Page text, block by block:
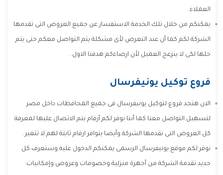
العملاء .
يمكنكم من خلال تلك الخدمة الاستفسار عن جميع العروض التى تقدمها
الشركة لكم كما أن عند التعرض لأى مشكلة يتم التواصل معكم حتى يتم
حلها لكى لا ينزعج العميل لأن ارضاءكم هدفنا الاول .
فروع توكيل يونيفرسال
الان هتجد فروع لتوكيل يونيفرسال فى جميع المحافظات داخل مصر
لتسهيل التواصل معنا كما أننا نوفر لكم أرقام يتم الاتصال عليها لمعرفة
كل العروض التى تقدمها الشركة وأيضا يتوافر ارقام ثابتة لهم لا تتغير .
نوفر لكم موقع يونيفرسال الرسمى يمكنكم الدخول علية وستعرف كل
جديد تقدمة الشركة من أجهزة منزلية وخصومات وعروض وإمكانيات